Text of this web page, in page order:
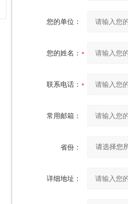
您的单位：
您的姓名：
联系电话：
常用邮箱：
省份：
详细地址：